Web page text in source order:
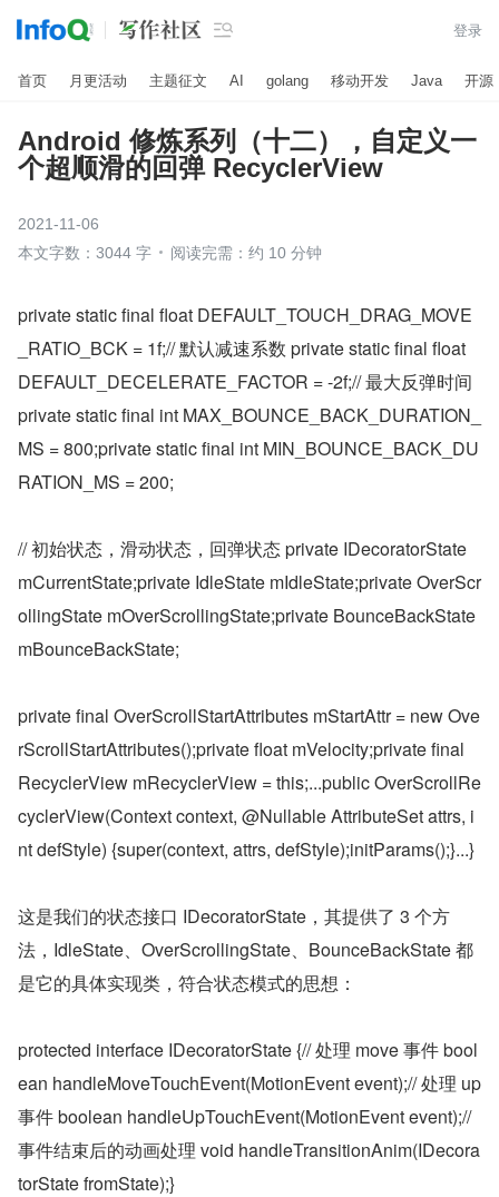
 登录
首页 月更活动 主题征文 AI golang 移动开发 Java 开源
Android 修炼系列（十二），自定义一
个超顺滑的回弹 RecyclerView
2021-11-06
本文字数：3044 字
阅读完需：约 10 分钟
private static final float DEFAULT_TOUCH_DRAG_MOVE
_RATIO_BCK = 1f;// 默认减速系数 private static final float
DEFAULT_DECELERATE_FACTOR = -2f;// 最大反弹时间
private static final int MAX_BOUNCE_BACK_DURATION_
MS = 800;private static final int MIN_BOUNCE_BACK_DU
RATION_MS = 200;
// 初始状态，滑动状态，回弹状态 private IDecoratorState
mCurrentState;private IdleState mIdleState;private OverScr
ollingState mOverScrollingState;private BounceBackState
mBounceBackState;
private final OverScrollStartAttributes mStartAttr = new Ove
rScrollStartAttributes();private float mVelocity;private final
RecyclerView mRecyclerView = this;...public OverScrollRe
cyclerView(Context context, @Nullable AttributeSet attrs, i
nt defStyle) {super(context, attrs, defStyle);initParams();}...}
这是我们的状态接口 IDecoratorState，其提供了 3 个方
法，IdleState、OverScrollingState、BounceBackState 都
是它的具体实现类，符合状态模式的思想：
protected interface IDecoratorState {// 处理 move 事件 bool
ean handleMoveTouchEvent(MotionEvent event);// 处理 up
事件 boolean handleUpTouchEvent(MotionEvent event);//
事件结束后的动画处理 void handleTransitionAnim(IDecora
torState fromState);}